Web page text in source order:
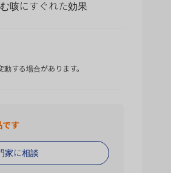
咳にすぐれた効果
する場合があります。
です
家に相談